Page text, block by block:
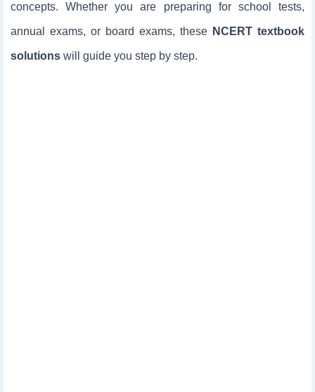
concepts. Whether you are preparing for school tests,
annual exams, or board exams, these NCERT textbook
solutions will guide you step by step.